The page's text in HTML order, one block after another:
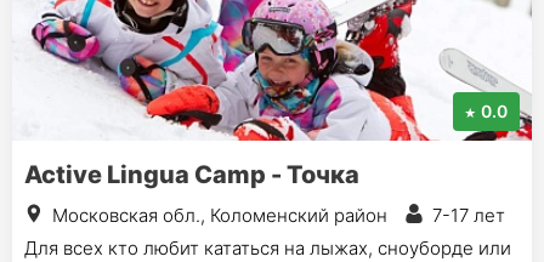
0.0
Active Lingua Camp - Точка
Московская обл., Коломенский район
7-17 лет
Для всех кто любит кататься на лыжах, сноуборде или